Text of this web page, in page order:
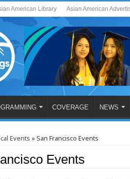
American Library Asian American
COVERAGE NEWS
Events »San Francisco Events
Events